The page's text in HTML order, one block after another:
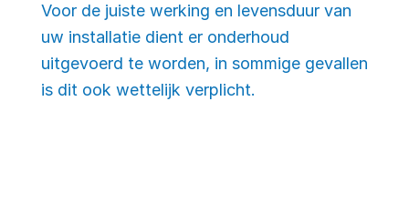
Voor de juiste werking en levensduur van
uw installatie dient er onderhoud
uitgevoerd te worden, in sommige gevallen
is dit ook wettelijk verplicht.